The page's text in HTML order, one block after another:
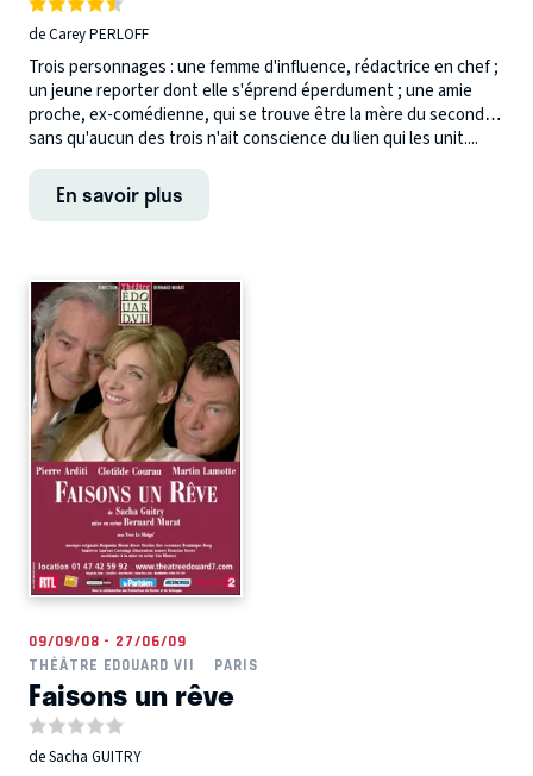
de Carey PERLOFF
Trois personnages : une femme d'influence, rédactrice en chef ;
un jeune reporter dont elle s'éprend éperdument ; une amie
proche, ex-comédienne, qui se trouve être la mère du second…
sans qu'aucun des trois n'ait conscience du lien qui les unit....
En savoir plus
09/09/08 - 27/06/09
THÉÂTRE EDOUARD VII
PARIS
Faisons un rêve
de Sacha GUITRY